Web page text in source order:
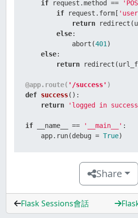
if request.method ==
if request.form[
return
else:
            abort(
401 )
else:
return
@app.route( '/success' )
def success():
return
'logged in
if __name__ == '__main__' :
    app.run(debug =
True)
Share
Flask Sessions會話